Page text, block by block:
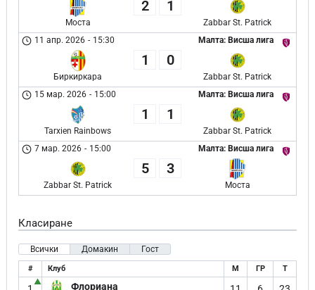
Моста
2 1
Zabbar St. Patrick
Малта: Висша лига
11 апр. 2026 - 15:30
Биркиркара
1 0
Zabbar St. Patrick
Малта: Висша лига
15 мар. 2026 - 15:00
Tarxien Rainbows
1 1
Zabbar St. Patrick
Малта: Висша лига
7 мар. 2026 - 15:00
Zabbar St. Patrick
5 3
Моста
Класиране
Всички Домакин Гост
# Клуб М ГР Т
▲ Флориана